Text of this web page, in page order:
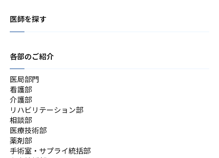
医師を探す
各部のご紹介
医局部門
看護部
介護部
リハビリテーション部
相談部
医療技術部
薬剤部
手術室・サプライ統括部